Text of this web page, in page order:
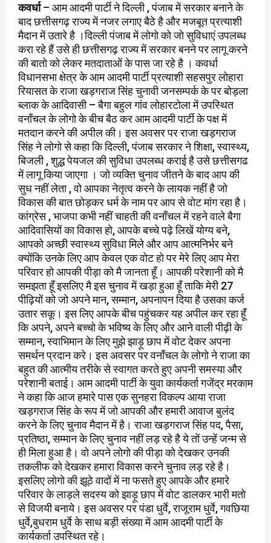
कवर्धा– आम आदमी पार्टी ने दिल्ली , पंजाब में सरकार बनाने के
बाद छत्तीसगढ़ राज्य में नजर लगाए बैठे है और मजबूत प्रत्याशी
मैदान में उतारे है ।दिल्ली पंजाब में लोगो को जो सुविधाएं उपलब्ध
करा रहे हैं उसे ही छत्तीसगढ़ राज्य में सरकार बनने पर लागू करने
की बातो को लेकर मतदाताओं के पास जा रहे है । कवर्धा
विधानसभा क्षेत्र के आम आदमी पार्टी प्रत्याशी सहसपुर लोहारा
रियासत के राजा खड़गराज सिंह चुनावी जनसम्पर्क के पर बोड़ला
ब्लाक के आदिवासी – बैगा बहुल गांव लोहारटोला में उपस्थित
वनाँचल के लोगो के बीच बैठ कर आम आदमी पार्टी के पक्ष में
मतदान करने की अपील की। इस अवसर पर राजा खड़गराज
सिंह ने लोगो से कहा कि दिल्ली, पंजाब सरकार ने शिक्षा, स्वास्थ्य,
बिजली , शुद्ध पेयजल की सुविधा उपलब्ध कराई है उसे छत्तीसगढ
में लागू किया जाएगा । जो व्यक्ति चुनाव जीतने के बाद आप की
सुध नहीं लेता , वो आपका नेतृत्व करने के लायक नहीं है जो
विकास की बात छोड़कर धर्म के नाम पर आप से वोट मांग रहा है।
कांग्रेस , भाजपा कभी नहीं चाहती की वनाँचल में रहने वाले बैगा
आदिवासियों का विकास हो, आपके बच्चे पढ़े लिखें योग्य बने,
आपको अच्छी स्वास्थ्य सुविधा मिले और आप आत्मनिर्भर बने
क्योंकि उनके लिए आप केवल एक वोट हो पर मेरे लिए आप मेरा
परिवार हो आपकी पीड़ा को मै जानता हूँ। आपकी परेशानी को मै
समझता हूँ इसलिए मै इस चुनाव में खड़ा हुआ हूँ ताकि मेरी 27
पीढ़ियों को जो अपने मान, सम्मान, अपनापन दिया है उसका कर्ज
उतार सकू। इस लिए आपके बीच पहुंचकर यह अपील कर रहा हूँ
कि अपने, अपने बच्चो के भविष्य के लिए और आने वाली पीढ़ी के
सम्मान, स्वाभिमान के लिए मुझे झाड़ू छाप में वोट देकर अपना
समर्थन प्रदान करे। इस अवसर पर वनाँचल के लोगो ने राजा का
बहुत की आत्मीय तरीके से स्वागत करते हुए अपनी समस्या और
परेशानी बताई। आम आदमी पार्टी के युवा कार्यकर्ता गजेंद्र मरकाम
ने कहा कि आज हमारे पास एक सुनहरा विकल्प आया राजा
खड़गराज सिंह के रूप में जो आपकी और हमारी आवाज बुलंद
करने के लिए चुनाव मैदान में है। राजा खड़गराज सिंह पद, पैसा,
प्रतिष्ठा, सम्मान के लिए चुनाव नहीं लड़ रहे है ये तों उन्हें जन्म से
ही मिला हुआ है। वो अपने लोगो की पीड़ा को देखकर उनकी
तकलीफ को देखकर हमारा विकास करने चुनाव लड़ रहे है।
इसलिए लोगो की झूठे वादों में ना फसते हुए आपके और हमारे
परिवार के लाड़ले सदस्य को झाड़ू छाप में वोट डालकर भारी मतो
से विजयी बनाये। इस अवसर पर पंडा धुर्वे, राजूराम धुर्वे, गवछिया
धुर्वे,बुधराम धुर्वे के साथ बड़ी संख्या में आम आदमी पार्टी के
कार्यकर्ता उपस्थित रहे।